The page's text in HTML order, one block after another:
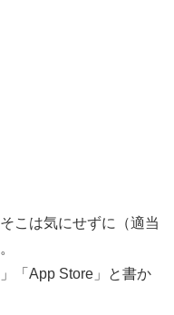
こは気にせずに（適当
「App Store」と書か